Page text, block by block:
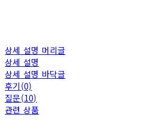
상세 설명 머리글
상세 설명
상세 설명 바닥글
후기(0)
질문(10)
관련 상품